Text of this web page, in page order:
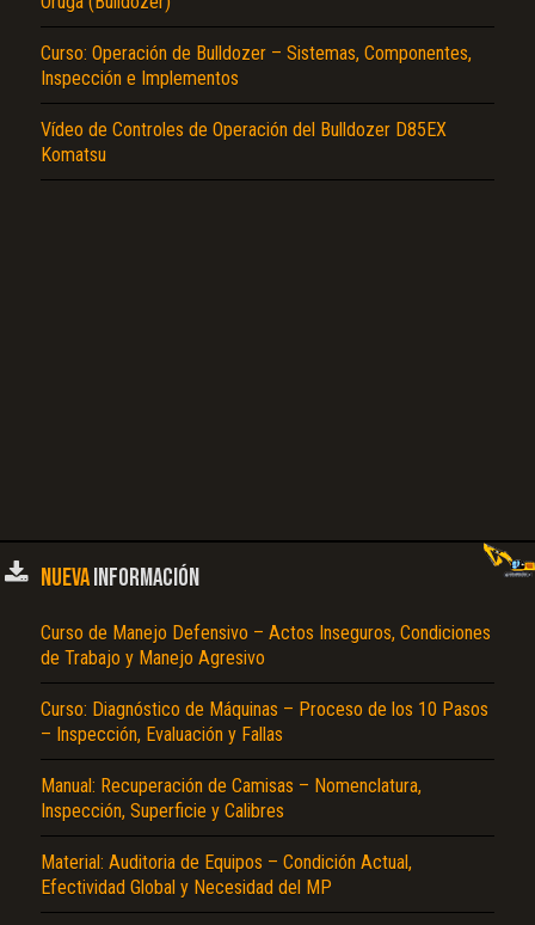
Curso: Operación de Bulldozer – Sistemas, Componentes,
Inspección e Implementos
Vídeo de Controles de Operación del Bulldozer D85EX
Komatsu
NUEVAINFORMACIÓN
Curso de Manejo Defensivo – Actos Inseguros, Condiciones
de Trabajo y Manejo Agresivo
Curso: Diagnóstico de Máquinas – Proceso de los 10 Pasos
– Inspección, Evaluación y Fallas
Manual: Recuperación de Camisas – Nomenclatura,
Inspección, Superficie y Calibres
Material: Auditoria de Equipos – Condición Actual,
Efectividad Global y Necesidad del MP